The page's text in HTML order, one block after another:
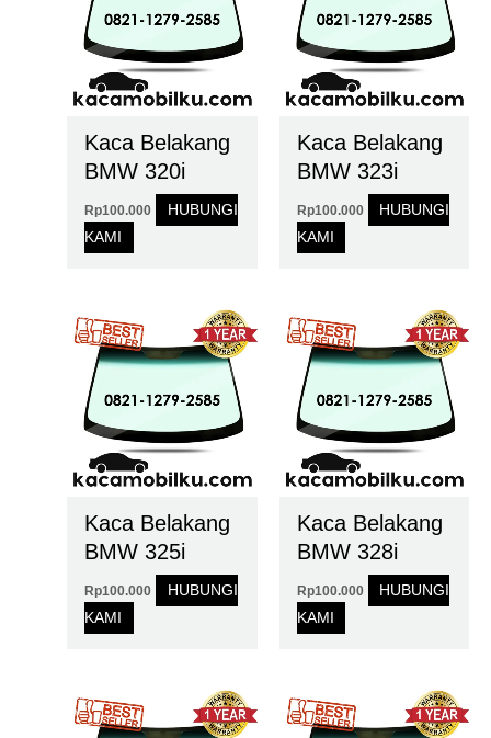
Kaca Belakang
BMW 320i
Rp100.000
HUBUNGI
KAMI
Kaca Belakang
BMW 323i
Rp100.000
HUBUNGI
KAMI
Kaca Belakang
BMW 325i
Rp100.000
HUBUNGI
KAMI
Kaca Belakang
BMW 328i
Rp100.000
HUBUNGI
KAMI